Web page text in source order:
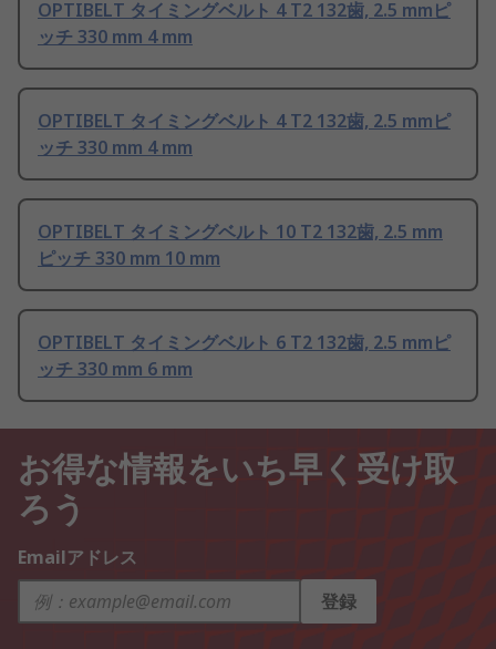
OPTIBELT タイミングベルト 4 T2 132歯, 2.5 mmピ
ッチ 330 mm 4 mm
OPTIBELT タイミングベルト 4 T2 132歯, 2.5 mmピ
ッチ 330 mm 4 mm
OPTIBELT タイミングベルト 10 T2 132歯, 2.5 mm
ピッチ 330 mm 10 mm
OPTIBELT タイミングベルト 6 T2 132歯, 2.5 mmピ
ッチ 330 mm 6 mm
お得な情報をいち早く受け取
ろう
Emailアドレス
登録